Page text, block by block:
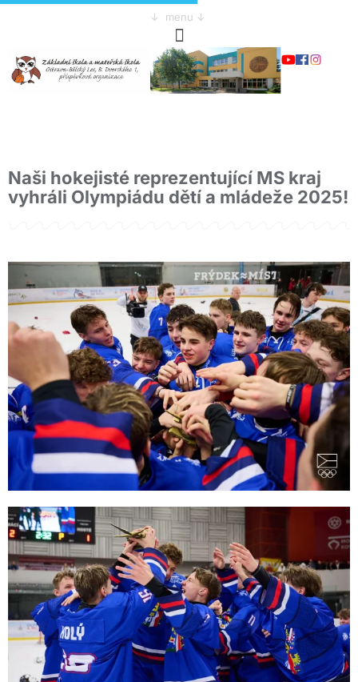
↓ menu ↓
Naši hokejisté reprezentující MS kraj
vyhráli Olympiádu dětí a mládeže 2025!